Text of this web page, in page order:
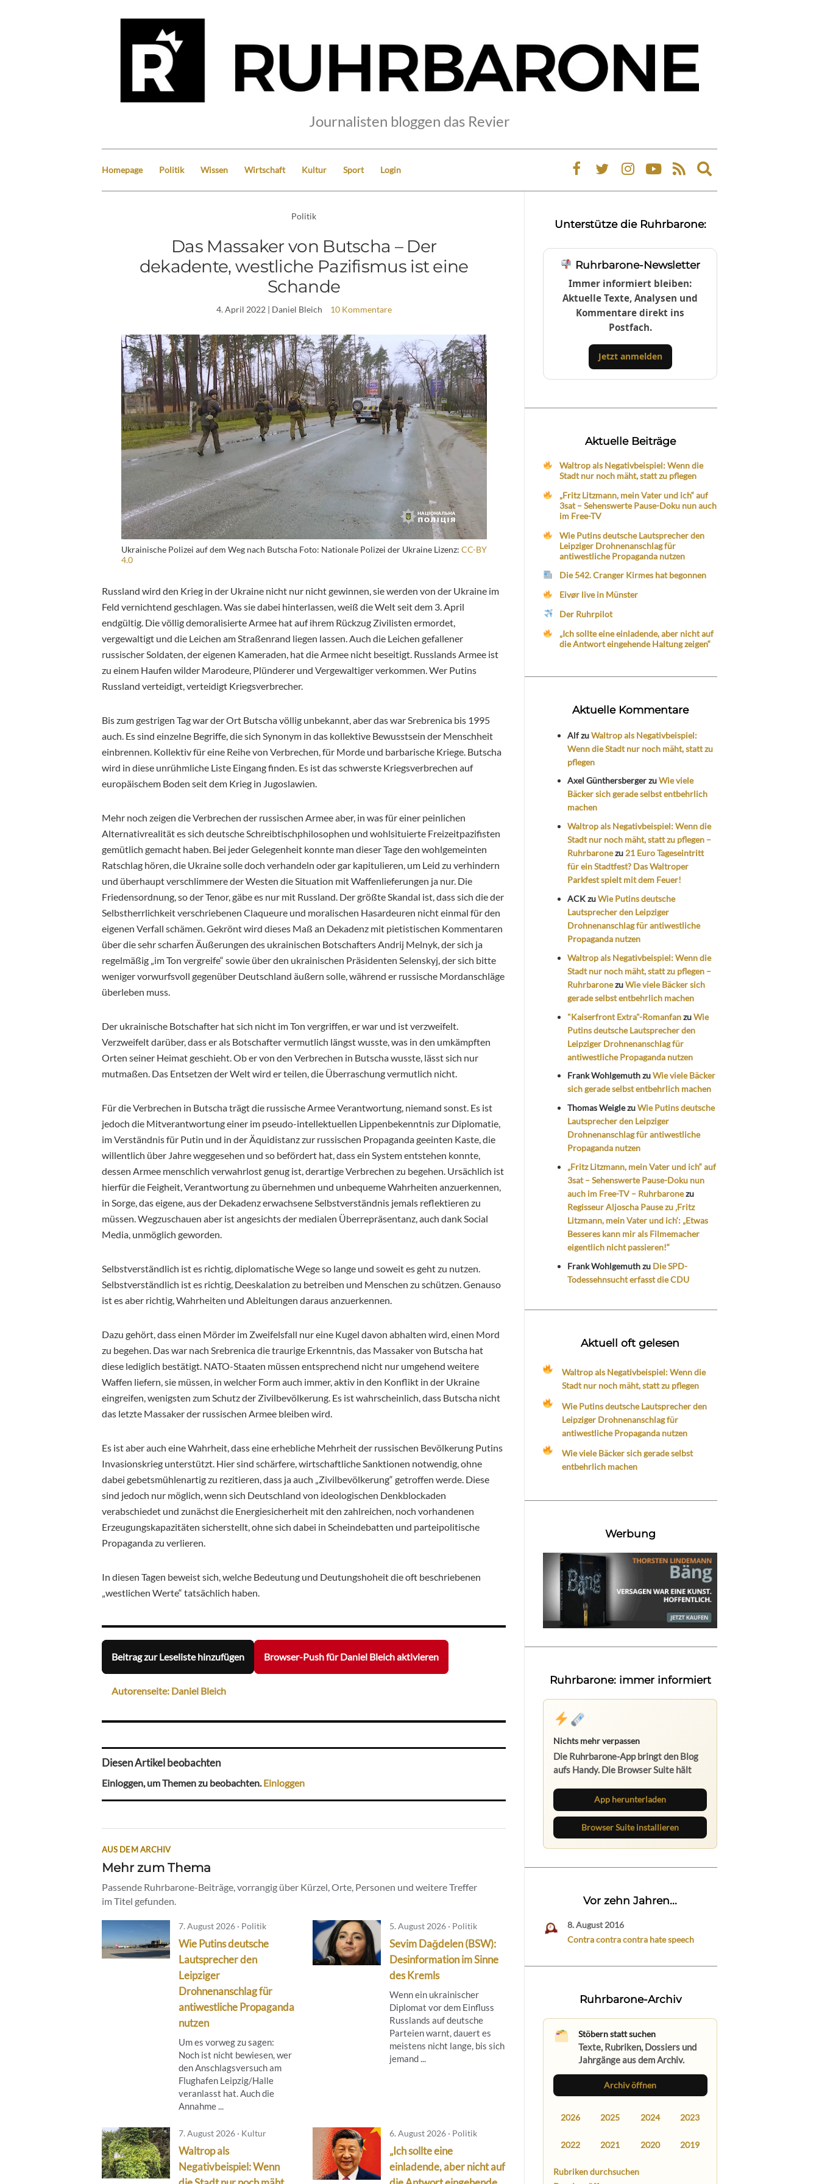
Journalisten bloggen das Revier
Homepage Politik Wissen Wirtschaft Kultur Sport Login
Expand
search
Politik
Das Massaker von Butscha – Der
dekadente, westliche Pazifismus ist eine
Schande
4. April 2022| Daniel Bleich 10 Kommentare
Ukrainische Polizei auf dem Weg nach Butscha Foto: Nationale Polizei der Ukraine Lizenz: CC-BY
4.0
Russland wird den Krieg in der Ukraine nicht nur nicht gewinnen, sie werden von der Ukraine im
Feld vernichtend geschlagen. Was sie dabei hinterlassen, weiß die Welt seit dem 3. April
endgültig. Die völlig demoralisierte Armee hat auf ihrem Rückzug Zivilisten ermordet,
vergewaltigt und die Leichen am Straßenrand liegen lassen. Auch die Leichen gefallener
russischer Soldaten, der eigenen Kameraden, hat die Armee nicht beseitigt. Russlands Armee ist
zu einem Haufen wilder Marodeure, Plünderer und Vergewaltiger verkommen. Wer Putins
Russland verteidigt, verteidigt Kriegsverbrecher.
Bis zum gestrigen Tag war der Ort Butscha völlig unbekannt, aber das war Srebrenica bis 1995
auch. Es sind einzelne Begriffe, die sich Synonym in das kollektive Bewusstsein der Menschheit
einbrennen. Kollektiv für eine Reihe von Verbrechen, für Morde und barbarische Kriege. Butscha
wird in diese unrühmliche Liste Eingang finden. Es ist das schwerste Kriegsverbrechen auf
europäischem Boden seit dem Krieg in Jugoslawien.
Mehr noch zeigen die Verbrechen der russischen Armee aber, in was für einer peinlichen
Alternativrealität es sich deutsche Schreibtischphilosophen und wohlsituierte Freizeitpazifisten
gemütlich gemacht haben. Bei jeder Gelegenheit konnte man dieser Tage den wohlgemeinten
Ratschlag hören, die Ukraine solle doch verhandeln oder gar kapitulieren, um Leid zu verhindern
und überhaupt verschlimmere der Westen die Situation mit Waffenlieferungen ja nur. Die
Friedensordnung, so der Tenor, gäbe es nur mit Russland. Der größte Skandal ist, dass sich die der
Selbstherrlichkeit verschriebenen Claqueure und moralischen Hasardeuren nicht einmal für den
eigenen Verfall schämen. Gekrönt wird dieses Maß an Dekadenz mit pietistischen Kommentaren
über die sehr scharfen Äußerungen des ukrainischen Botschafters Andrij Melnyk, der sich ja
regelmäßig „im Ton vergreife“ sowie über den ukrainischen Präsidenten Selenskyj, der sich bitte
weniger vorwurfsvoll gegenüber Deutschland äußern solle, während er russische Mordanschläge
überleben muss.
Der ukrainische Botschafter hat sich nicht im Ton vergriffen, er war und ist verzweifelt.
Verzweifelt darüber, dass er als Botschafter vermutlich längst wusste, was in den umkämpften
Orten seiner Heimat geschieht. Ob er von den Verbrechen in Butscha wusste, lässt sich nur
mutmaßen. Das Entsetzen der Welt wird er teilen, die Überraschung vermutlich nicht.
Für die Verbrechen in Butscha trägt die russische Armee Verantwortung, niemand sonst. Es ist
jedoch die Mitverantwortung einer im pseudo-intellektuellen Lippenbekenntnis zur Diplomatie,
im Verständnis für Putin und in der Äquidistanz zur russischen Propaganda geeinten Kaste, die
willentlich über Jahre weggesehen und so befördert hat, dass ein System entstehen konnte,
dessen Armee menschlich verwahrlost genug ist, derartige Verbrechen zu begehen. Ursächlich ist
hierfür die Feigheit, Verantwortung zu übernehmen und unbequeme Wahrheiten anzuerkennen,
in Sorge, das eigene, aus der Dekadenz erwachsene Selbstverständnis jemals reflektieren zu
müssen. Wegzuschauen aber ist angesichts der medialen Überrepräsentanz, auch dank Social
Media, unmöglich geworden.
Selbstverständlich ist es richtig, diplomatische Wege so lange und soweit es geht zu nutzen.
Selbstverständlich ist es richtig, Deeskalation zu betreiben und Menschen zu schützen. Genauso
ist es aber richtig, Wahrheiten und Ableitungen daraus anzuerkennen.
Dazu gehört, dass einen Mörder im Zweifelsfall nur eine Kugel davon abhalten wird, einen Mord
zu begehen. Das war nach Srebrenica die traurige Erkenntnis, das Massaker von Butscha hat
diese lediglich bestätigt. NATO-Staaten müssen entsprechend nicht nur umgehend weitere
Waffen liefern, sie müssen, in welcher Form auch immer, aktiv in den Konflikt in der Ukraine
eingreifen, wenigsten zum Schutz der Zivilbevölkerung. Es ist wahrscheinlich, dass Butscha nicht
das letzte Massaker der russischen Armee bleiben wird.
Es ist aber auch eine Wahrheit, dass eine erhebliche Mehrheit der russischen Bevölkerung Putins
Invasionskrieg unterstützt. Hier sind schärfere, wirtschaftliche Sanktionen notwendig, ohne
dabei gebetsmühlenartig zu rezitieren, dass ja auch „Zivilbevölkerung“ getroffen werde. Diese
sind jedoch nur möglich, wenn sich Deutschland von ideologischen Denkblockaden
verabschiedet und zunächst die Energiesicherheit mit den zahlreichen, noch vorhandenen
Erzeugungskapazitäten sicherstellt, ohne sich dabei in Scheindebatten und parteipolitische
Propaganda zu verlieren.
In diesen Tagen beweist sich, welche Bedeutung und Deutungshoheit die oft beschriebenen
„westlichen Werte“ tatsächlich haben.
Beitrag zur Leseliste hinzufügen Browser-Push für Daniel Bleich aktivieren
Autorenseite: Daniel Bleich
Diesen Artikel beobachten
Einloggen, um Themen zu beobachten.Einloggen
AUS DEM ARCHIV
Mehr zum Thema
Passende Ruhrbarone-Beiträge, vorrangig über Kürzel, Orte, Personen und weitere Treffer
im Titel gefunden.
7. August 2026 · Politik
Wie Putins deutsche
Lautsprecher den
Leipziger
Drohnenanschlag für
antiwestliche Propaganda
nutzen
Um es vorweg zu sagen:
Noch ist nicht bewiesen, wer
den Anschlagsversuch am
Flughafen Leipzig/Halle
veranlasst hat. Auch die
Annahme ...
5. August 2026 · Politik
Sevim Dağdelen (BSW):
Desinformation im Sinne
des Kremls
Wenn ein ukrainischer
Diplomat vor dem Einfluss
Russlands auf deutsche
Parteien warnt, dauert es
meistens nicht lange, bis sich
jemand ...
7. August 2026 · Kultur
Waltrop als
Negativbeispiel: Wenn
6. August 2026 · Politik
„Ich sollte eine
einladende, aber nicht auf
Unterstütze die Ruhrbarone:
Ruhrbarone-Newsletter
Immer informiert bleiben:
Aktuelle Texte, Analysen und
Kommentare direkt ins
Postfach.
Jetzt anmelden
Aktuelle Beiträge
Waltrop als Negativbeispiel: Wenn die
Stadt nur noch mäht, statt zu pflegen
„Fritz Litzmann, mein Vater und ich“ auf
3sat – Sehenswerte Pause-Doku nun auch
im Free-TV
Wie Putins deutsche Lautsprecher den
Leipziger Drohnenanschlag für
antiwestliche Propaganda nutzen
Die 542. Cranger Kirmes hat begonnen
Eivør live in Münster
Der Ruhrpilot
„Ich sollte eine einladende, aber nicht auf
die Antwort eingehende Haltung zeigen“
Aktuelle Kommentare
AlfzuWaltrop als Negativbeispiel:
Wenn die Stadt nur noch mäht, statt zu
pflegen
Axel GünthersbergerzuWie viele
Bäcker sich gerade selbst entbehrlich
machen
Waltrop als Negativbeispiel: Wenn die
Stadt nur noch mäht, statt zu pflegen –
Ruhrbaronezu 21 Euro Tageseintritt
für ein Stadtfest? Das Waltroper
Parkfest spielt mit dem Feuer!
ACKzuWie Putins deutsche
Lautsprecher den Leipziger
Drohnenanschlag für antiwestliche
Propaganda nutzen
Waltrop als Negativbeispiel: Wenn die
Stadt nur noch mäht, statt zu pflegen –
RuhrbaronezuWie viele Bäcker sich
gerade selbst entbehrlich machen
"Kaiserfront Extra"-RomanfanzuWie
Putins deutsche Lautsprecher den
Leipziger Drohnenanschlag für
antiwestliche Propaganda nutzen
Frank WohlgemuthzuWie viele Bäcker
sich gerade selbst entbehrlich machen
Thomas WeiglezuWie Putins deutsche
Lautsprecher den Leipziger
Drohnenanschlag für antiwestliche
Propaganda nutzen
„Fritz Litzmann, mein Vater und ich“ auf
3sat – Sehenswerte Pause-Doku nun
auch im Free-TV – Ruhrbaronezu
Regisseur Aljoscha Pause zu ‚Fritz
Litzmann, mein Vater und ich‘: „Etwas
Besseres kann mir als Filmemacher
eigentlich nicht passieren!“
Frank Wohlgemuthzu Die SPD-
Todessehnsucht erfasst die CDU
Aktuell oft gelesen
Waltrop als Negativbeispiel: Wenn die
Stadt nur noch mäht, statt zu pflegen
Wie Putins deutsche Lautsprecher den
Leipziger Drohnenanschlag für
antiwestliche Propaganda nutzen
Wie viele Bäcker sich gerade selbst
entbehrlich machen
Werbung
Ruhrbarone: immer informiert
Nichts mehr verpassen
Die Ruhrbarone-App bringt den Blog
aufs Handy. Die Browser Suite hält
dich am Desktop auf dem Laufenden.
App herunterladen
Browser Suite installieren
Vor zehn Jahren...
8. August 2016
Contra contra contra hate speech
Ruhrbarone-Archiv
Stöbern statt suchen
Texte, Rubriken, Dossiers und
Jahrgänge aus dem Archiv.
Archiv öffnen
2026 2025 2024 2023
2022 2021 2020 2019
Rubriken durchsuchen